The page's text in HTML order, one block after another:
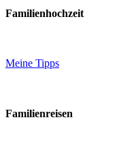
Familienhochzeit
Meine Tipps
Familienreisen